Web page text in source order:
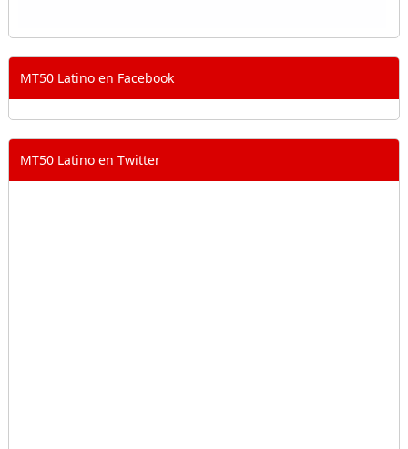
MT50 Latino en Facebook
MT50 Latino en Twitter